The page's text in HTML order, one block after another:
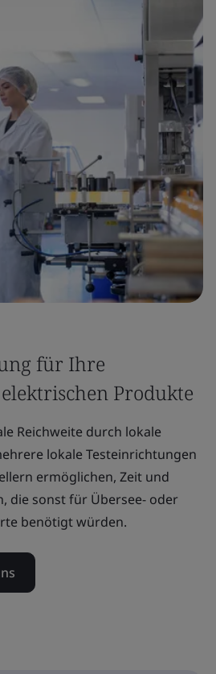
für Ihre
Produkte
Reichweite durch lokale
lokale Testeinrichtungen
ermöglichen, Zeit und
die sonst für Übersee- oder
benötigt würden.